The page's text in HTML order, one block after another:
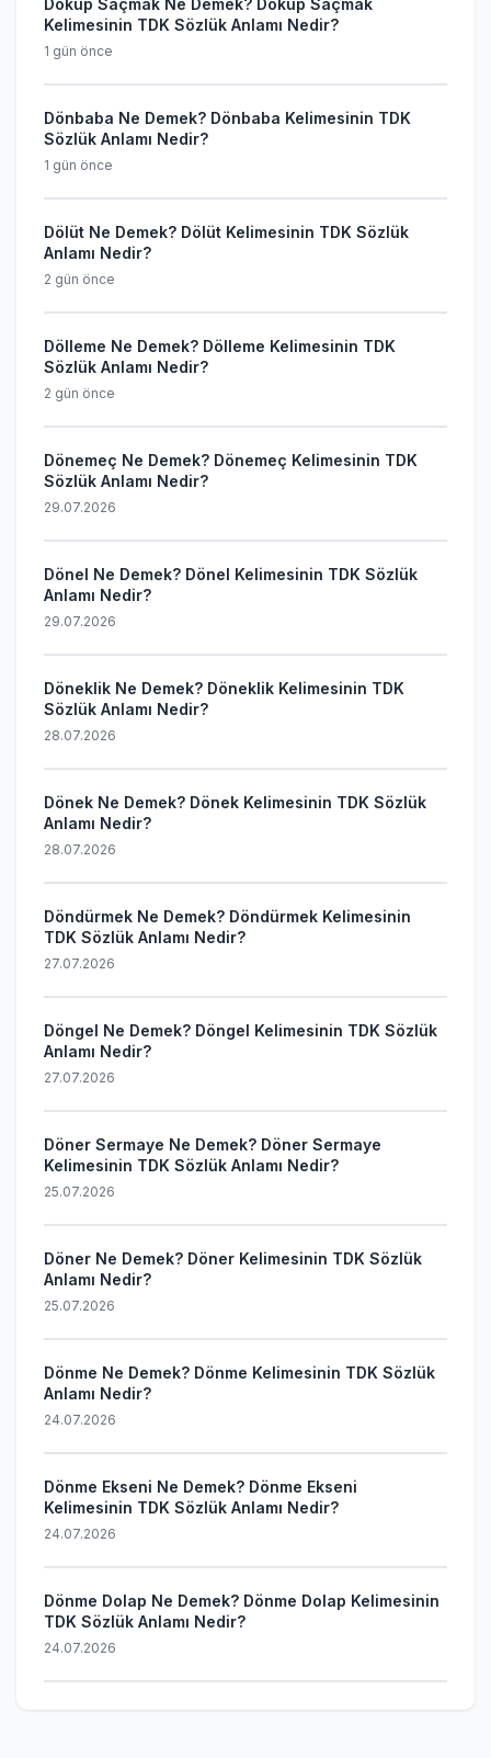
Döküp Saçmak Ne Demek? Döküp Saçmak
Kelimesinin TDK Sözlük Anlamı Nedir?
1 gün önce
Dönbaba Ne Demek? Dönbaba Kelimesinin TDK
Sözlük Anlamı Nedir?
1 gün önce
Dölüt Ne Demek? Dölüt Kelimesinin TDK Sözlük
Anlamı Nedir?
2 gün önce
Dölleme Ne Demek? Dölleme Kelimesinin TDK
Sözlük Anlamı Nedir?
2 gün önce
Dönemeç Ne Demek? Dönemeç Kelimesinin TDK
Sözlük Anlamı Nedir?
29.07.2026
Dönel Ne Demek? Dönel Kelimesinin TDK Sözlük
Anlamı Nedir?
29.07.2026
Döneklik Ne Demek? Döneklik Kelimesinin TDK
Sözlük Anlamı Nedir?
28.07.2026
Dönek Ne Demek? Dönek Kelimesinin TDK Sözlük
Anlamı Nedir?
28.07.2026
Döndürmek Ne Demek? Döndürmek Kelimesinin
TDK Sözlük Anlamı Nedir?
27.07.2026
Döngel Ne Demek? Döngel Kelimesinin TDK Sözlük
Anlamı Nedir?
27.07.2026
Döner Sermaye Ne Demek? Döner Sermaye
Kelimesinin TDK Sözlük Anlamı Nedir?
25.07.2026
Döner Ne Demek? Döner Kelimesinin TDK Sözlük
Anlamı Nedir?
25.07.2026
Dönme Ne Demek? Dönme Kelimesinin TDK Sözlük
Anlamı Nedir?
24.07.2026
Dönme Ekseni Ne Demek? Dönme Ekseni
Kelimesinin TDK Sözlük Anlamı Nedir?
24.07.2026
Dönme Dolap Ne Demek? Dönme Dolap Kelimesinin
TDK Sözlük Anlamı Nedir?
24.07.2026